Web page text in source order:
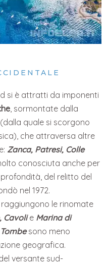
si è attratti da imponenti
, sormontate dalla
quale si scorgono
che attraversa altre
Zanca, Patresi, Colle
conosciuta anche per
del relitto del
nel 1972.
le rinomate
Cavolie Marina di
sono meno
geografica.
versante sud-